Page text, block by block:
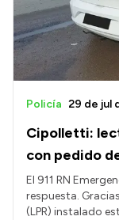
Cipolletti:
con pedido
Policía 29 de jul
El 911 RN
respuesta.
(LPR) instalado